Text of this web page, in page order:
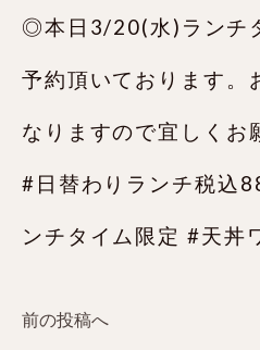
◎本日3/20(水)ランチ
予約頂いております。
なりますので宜しくお
#日替わりランチ税込
ンチタイム限定 #天丼
前の投稿へ